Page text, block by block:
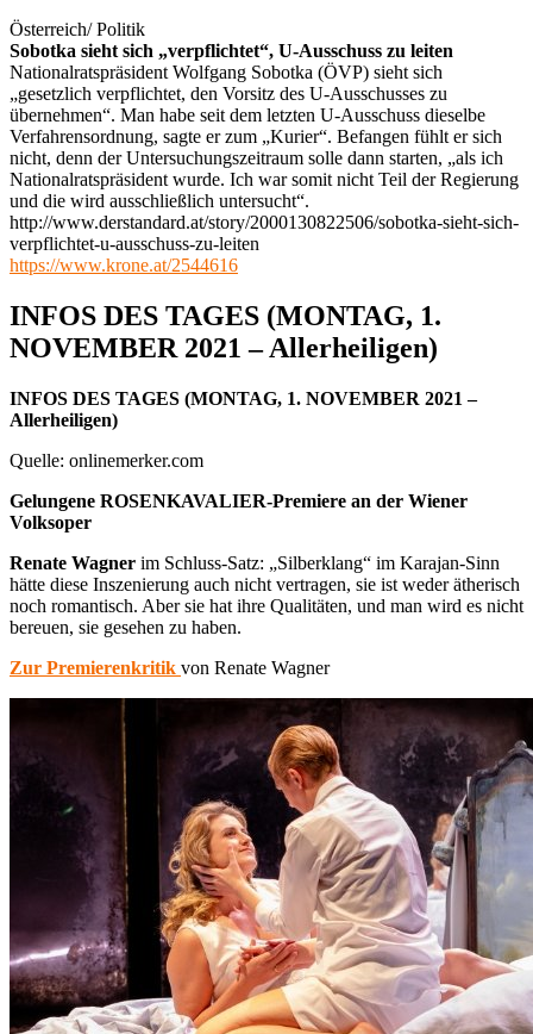
Österreich/ Politik
Sobotka sieht sich „verpflichtet“, U-Ausschuss zu leiten
Nationalratspräsident Wolfgang Sobotka (ÖVP) sieht sich
„gesetzlich verpflichtet, den Vorsitz des U-Ausschusses zu
übernehmen“. Man habe seit dem letzten U-Ausschuss dieselbe
Verfahrensordnung, sagte er zum „Kurier“. Befangen fühlt er sich
nicht, denn der Untersuchungszeitraum solle dann starten, „als ich
Nationalratspräsident wurde. Ich war somit nicht Teil der Regierung
und die wird ausschließlich untersucht“.
http://www.derstandard.at/story/2000130822506/sobotka-sieht-sich-
verpflichtet-u-ausschuss-zu-leiten
https://www.krone.at/2544616
INFOS DES TAGES (MONTAG, 1.
NOVEMBER 2021 – Allerheiligen)
INFOS DES TAGES (MONTAG, 1. NOVEMBER 2021 –
Allerheiligen)
Quelle: onlinemerker.com
Gelungene ROSENKAVALIER-Premiere an der Wiener
Volksoper
Renate Wagner im Schluss-Satz: „Silberklang“ im Karajan-Sinn
hätte diese Inszenierung auch nicht vertragen, sie ist weder ätherisch
noch romantisch. Aber sie hat ihre Qualitäten, und man wird es nicht
bereuen, sie gesehen zu haben.
Zur Premierenkritik von Renate Wagner